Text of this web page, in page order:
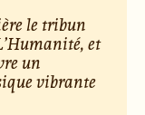
le tribun
, et
un
vibrante